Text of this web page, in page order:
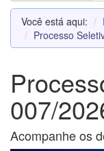
Você está aqui:
Processo
007/
Acompanhe os